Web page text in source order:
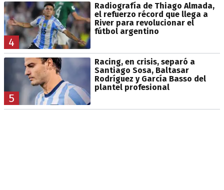
4
Radiografía de Thiago Almada,
el refuerzo récord que llega a
River para revolucionar el
fútbol argentino
5
Racing, en crisis, separó a
Santiago Sosa, Baltasar
Rodríguez y García Basso del
plantel profesional